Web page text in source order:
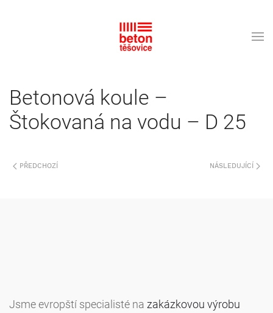
Betonová koule –
Štokovaná na vodu – D 25
PŘEDCHOZÍ NÁSLEDUJÍCÍ
Jsme evropští specialisté na zakázkovou výrobu